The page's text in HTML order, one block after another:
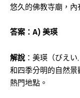
悠久的佛教寺廟，內
答案：A) 美瑛
解說 ：美瑛（びえ
和四季分明的自然
熱門地點。